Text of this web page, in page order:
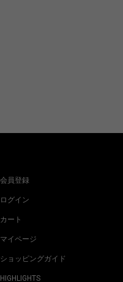
会員登録
ログイン
カート
マイページ
ショッピングガイド
HIGHLIGHTS